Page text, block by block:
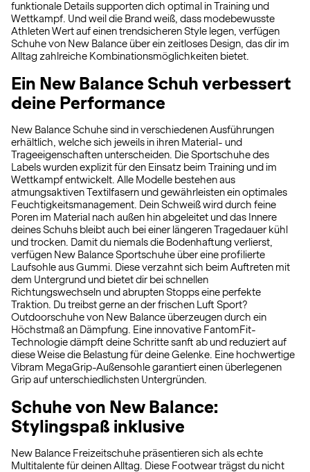
funktionale Details supporten dich optimal in Training und
Wettkampf. Und weil die Brand weiß, dass modebewusste
Athleten Wert auf einen trendsicheren Style legen, verfügen
Schuhe von New Balance über ein zeitloses Design, das dir im
Alltag zahlreiche Kombinationsmöglichkeiten bietet.
Ein New Balance Schuh verbessert
deine Performance
New Balance Schuhe sind in verschiedenen Ausführungen
erhältlich, welche sich jeweils in ihren Material- und
Trageeigenschaften unterscheiden. Die Sportschuhe des
Labels wurden explizit für den Einsatz beim Training und im
Wettkampf entwickelt. Alle Modelle bestehen aus
atmungsaktiven Textilfasern und gewährleisten ein optimales
Feuchtigkeitsmanagement. Dein Schweiß wird durch feine
Poren im Material nach außen hin abgeleitet und das Innere
deines Schuhs bleibt auch bei einer längeren Tragedauer kühl
und trocken. Damit du niemals die Bodenhaftung verlierst,
verfügen New Balance Sportschuhe über eine profilierte
Laufsohle aus Gummi. Diese verzahnt sich beim Auftreten mit
dem Untergrund und bietet dir bei schnellen
Richtungswechseln und abrupten Stopps eine perfekte
Traktion. Du treibst gerne an der frischen Luft Sport?
Outdoorschuhe von New Balance überzeugen durch ein
Höchstmaß an Dämpfung. Eine innovative FantomFit-
Technologie dämpft deine Schritte sanft ab und reduziert auf
diese Weise die Belastung für deine Gelenke. Eine hochwertige
Vibram MegaGrip-Außensohle garantiert einen überlegenen
Grip auf unterschiedlichsten Untergründen.
Schuhe von New Balance:
Stylingspaß inklusive
New Balance Freizeitschuhe präsentieren sich als echte
Multitalente für deinen Alltag. Diese Footwear trägst du nicht